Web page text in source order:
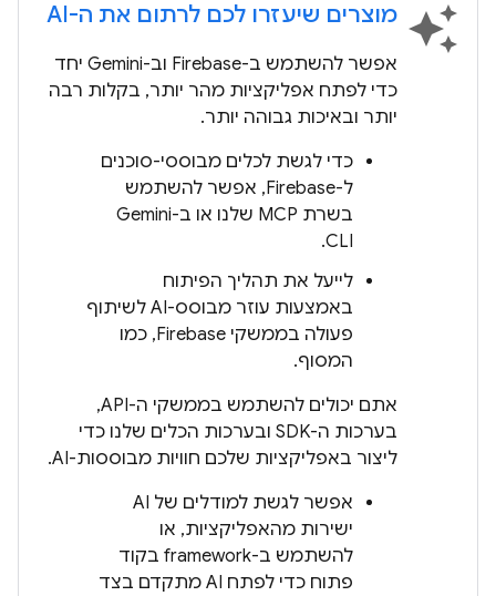
auto_awesome מוצרים שיעזרו לכם לרתום את ה-AI
אפשר להשתמש ב-Firebase וב-Gemini יחד
כדי לפתח אפליקציות מהר יותר, בקלות רבה
יותר ובאיכות גבוהה יותר.
כדי לגשת לכלים מבוססי-סוכנים
ל-Firebase, אפשר להשתמש
בשרת MCP שלנו או ב-Gemini
CLI.
לייעל את תהליך הפיתוח
באמצעות עוזר מבוסס-AI לשיתוף
פעולה בממשקי Firebase, כמו
המסוף.
אתם יכולים להשתמש בממשקי ה-API,
בערכות ה-SDK ובערכות הכלים שלנו כדי
ליצור באפליקציות שלכם חוויות מבוססות-AI.
אפשר לגשת למודלים של AI
ישירות מהאפליקציות, או
להשתמש ב-framework בקוד
פתוח כדי לפתח AI מתקדם בצד